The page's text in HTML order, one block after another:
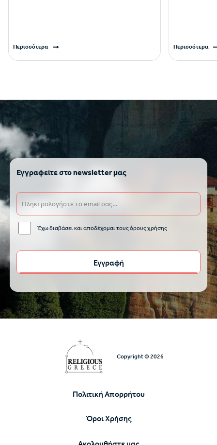
Περισσότερα Περισσότερα
Εγγραφείτε στο newsletter μας
Έχω διαβάσει και αποδέχομαι τους όρους χρήσης
Copyright © 2026
Υποσέλιδο
Πολιτική Απορρήτου
Όροι Χρήσης